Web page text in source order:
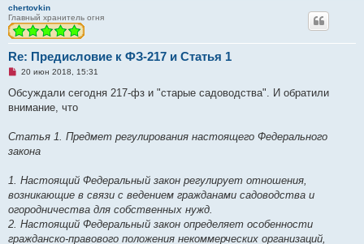
chertovkin
Главный хранитель огня
Re: Предисловие к ФЗ-217 и Статья 1
Н
п
о
т
а
о
с
о
б
щ
20 июн 2018, 15:31
Обсуждали сегодня 217-фз и "старые садоводства". И обратили
внимание, что
Статья 1. Предмет регулирования настоящего Федерального
закона
1. Настоящий Федеральный закон регулирует отношения,
возникающие в связи с ведением гражданами садоводства и
огородничества для собственных нужд.
2. Настоящий Федеральный закон определяет особенности
гражданско-правового положения некоммерческих организаций,